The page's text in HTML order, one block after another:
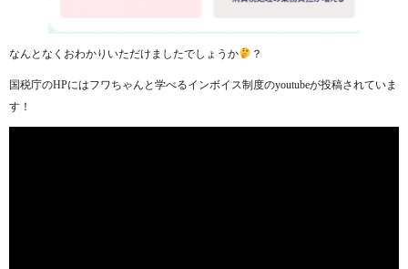
なんとなくおわかりいただけましたでしょうか ？
国税庁のHPにはフワちゃんと学べるインボイス制度のyoutubeが投稿されていま
す！